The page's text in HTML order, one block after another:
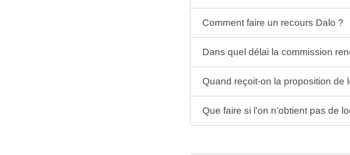
Comment faire un recours Dalo ?
Dans quel délai la commission
Quand reçoit-on la proposition de
Que faire si l'on n'obtient pas de